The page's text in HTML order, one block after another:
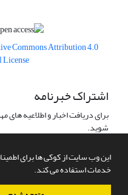
این وب سایت از کوکی ها برای
خدمات استفاده می کند.
Commons Attribution 4.0
اشتراک خبرنامه
برای دریافت اخبار و اطلاعیه
شوید.